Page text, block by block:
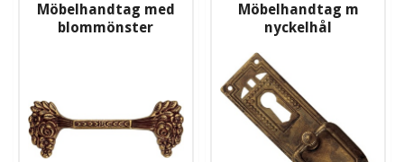
Möbelhandtag med
blommönster
Möbelhandtag m
nyckelhål